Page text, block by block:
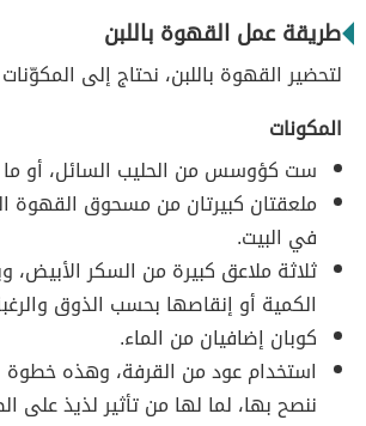
طريقة عمل القهوة باللبن
لتحضير القهوة باللبن، نحتاج إلى المكوّنات
المكونات
ست كؤوسس من الحليب السائل، أو ما
ملعقتان كبيرتان من مسحوق القهوة
في البيت.
ثلاثة ملاعق كبيرة من السكر الأبيض،
الكمية أو إنقاصها بحسب الذوق
كوبان إضافيان من الماء.
استخدام عود من القرفة، وهذه خطوة
ننصح بها، لما لها من تأثير لذيذ على